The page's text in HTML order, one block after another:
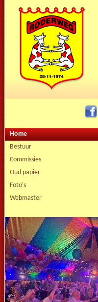
Home
Bestuur
Commissies
Oud papier
Foto's
Webmaster